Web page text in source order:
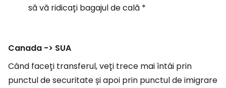
să vă ridicați bagajul de cală *
Canada -> SUA
Când faceți transferul, veți trece mai întâi prin
punctul de securitate și apoi prin punctul de imigrare